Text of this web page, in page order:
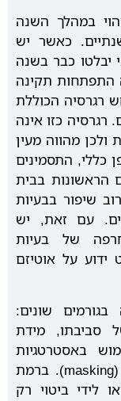
במהלך השנה
כאשר יש
יבלטו כבר בשנה
התפתחות תקינה
רגרסיה הכוללת
רגרסיה כזו אינה
ולכן מהווה מעין
כללי, התסמינים
הראשונות בבית
שיפור בבעיות
עם זאת, יש
של בעיות
ידוע על אוטיזם
שונים:
סביבתו, מידת
באסטרטגיות
פיצוי שונות העלולות להסוות קשיים (masking). ברמת
לידי ביטוי רק